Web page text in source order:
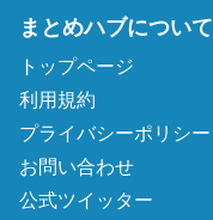
まとめハブについて
トップページ
利用規約
プライバシーポリシー
お問い合わせ
公式ツイッター